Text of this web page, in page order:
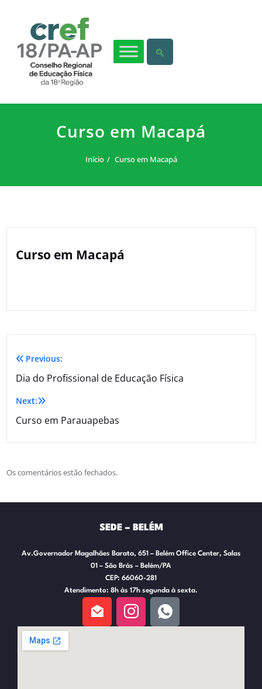
Curso em Macapá
Início Curso em Macapá
Curso em Macapá
Previous:
Dia do Profissional de Educação Física
Next:
Curso em Parauapebas
Os comentários estão fechados.
SEDE – BELÉM
Av.Governador Magalhães Barata, 651 – Belém Office Center, Salas
01 – São Brás – Belém/PA
CEP: 66060-281
Atendimento: 8h às 17h segunda à sexta.